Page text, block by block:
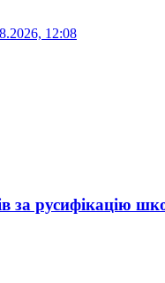
12:08
за русифікацію